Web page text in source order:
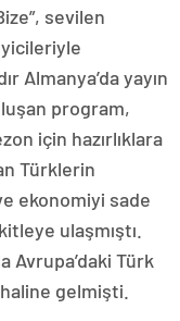
sevilen
Almanya’da yayın
program,
için hazırlıklara
Türklerin
ekonomiyi sade
ulaşmıştı.
Avrupa’daki Türk
gelmişti.